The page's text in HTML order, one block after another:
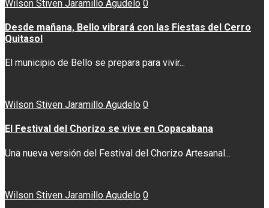
Wilson Stiven Jaramillo Agudelo 0
Desde mañana, Bello vibrará con las Fiestas del Cerro
Quitasol
El municipio de Bello se prepara para vivir...
Wilson Stiven Jaramillo Agudelo 0
El Festival del Chorizo se vive en Copacabana
Una nueva versión del Festival del Chorizo Artesanal...
Wilson Stiven Jaramillo Agudelo 0